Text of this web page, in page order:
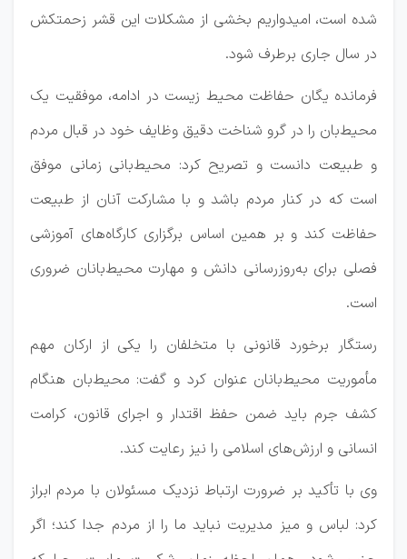
شده است، امیدواریم بخشی از مشکلات این قشر زحمتکش
در سال جاری برطرف شود.
فرمانده یگان حفاظت محیط زیست در ادامه، موفقیت یک
محیط‌بان را در گرو شناخت دقیق وظایف خود در قبال مردم
و طبیعت دانست و تصریح کرد: محیط‌بانی زمانی موفق
است که در کنار مردم باشد و با مشارکت آنان از طبیعت
حفاظت کند و بر همین اساس برگزاری کارگاه‌های آموزشی
فصلی برای به‌روزرسانی دانش و مهارت محیط‌بانان ضروری
است.
رستگار برخورد قانونی با متخلفان را یکی از ارکان مهم
مأموریت محیط‌بانان عنوان کرد و گفت: محیط‌بان هنگام
کشف جرم باید ضمن حفظ اقتدار و اجرای قانون، کرامت
انسانی و ارزش‌های اسلامی را نیز رعایت کند.
وی با تأکید بر ضرورت ارتباط نزدیک مسئولان با مردم ابراز
کرد: لباس و میز مدیریت نباید ما را از مردم جدا کند؛ اگر